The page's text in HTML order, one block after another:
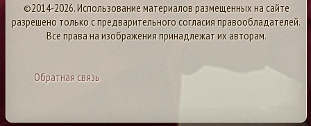
©2014-2026. Использование материалов размещенных на сайте
разрешено только с предварительного согласия правообладателей.
Все права на изображения принадлежат их авторам.
Обратная связь